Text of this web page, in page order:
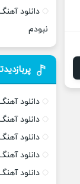
دانلود
نبودم
دانلود
دانلود
دانلود
دانلود
دانلود